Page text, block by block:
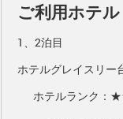
ご利用ホテル
1、2泊目
ホテルグレイスリー
ホテルランク